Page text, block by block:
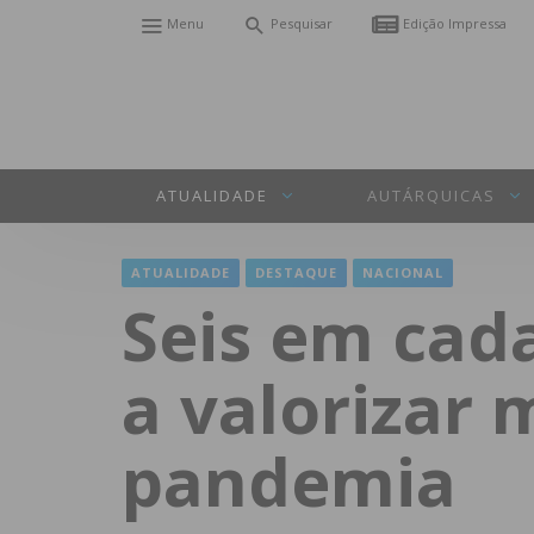
Menu Pesquisar Edição Impressa
ATUALIDADE AUTÁRQUICAS
ATUALIDADE DESTAQUE NACIONAL
Seis em
a valorizar
pandemia